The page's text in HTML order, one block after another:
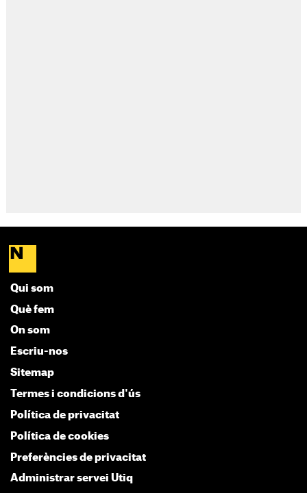
Qui som
Què fem
On som
Escriu-nos
Sitemap
Termes i condicions d'ús
Política de privacitat
Política de cookies
Preferències de privacitat
Administrar servei Utiq